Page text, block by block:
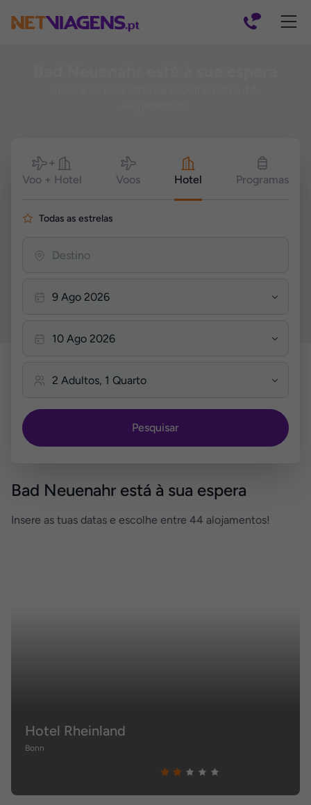
Pesquisar
Voo + Hotel Voos Hotel Programas
Todas as estrelas
Pesquisar
Bad Neuenahr está à sua espera
Insere as tuas datas e escolhe entre 44 alojamentos!
Hotel Rheinland
Bonn